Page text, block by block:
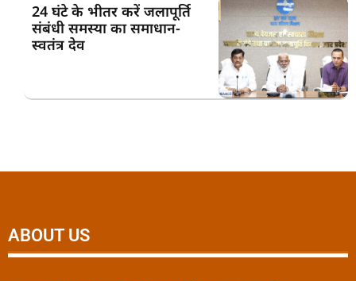
24 घंटे के भीतर करें जलापूर्ति
संबंधी समस्या का समाधान-
स्वतंत्र देव
ABOUT US